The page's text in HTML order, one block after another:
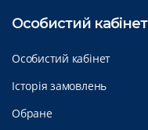
Особистий кабінет
Особистий кабінет
Історія замовлень
Обране